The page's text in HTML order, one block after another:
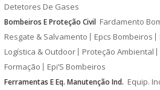
Detetores De Gases
Bombeiros E Proteção Civil Fardamento
Resgate & Salvamento
Epcs Bombeiros
Logística & Outdoor
Proteção Ambiental
Formação
Epi’S Bombeiros
Ferramentas E Eq. Manutenção Ind. Equip.